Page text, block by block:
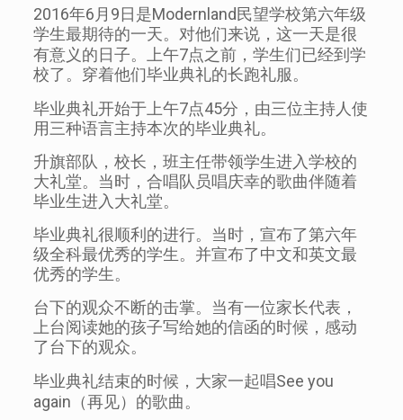
2016年6月 9日是Modernland民望学校第六年级
学生最期待的一天。对他们来说，这一天是很
有意义的日子。上午7点之前，学生们已经到学
校了。穿着他们毕业典礼的长跑礼服。
毕业典礼开始于上午7点45分，由三位主持人使
用三种语言主持本次的毕业典礼。
升旗部队，校长，班主任带领学生进入学校的
大礼堂。当时，合唱队员唱庆幸的歌曲伴随着
毕业生进入大礼堂。
毕业典礼很顺利的进行。当时，宣布了第六年
级全科最优秀的学生。并宣布了中文和英文最
优秀的学生。
台下的观众不断的击掌。当有一位家长代表，
上台阅读她的孩子写给她的信函的时候，感动
了台下的观众。
毕业典礼结束的时候，大家一起唱See you
again （再见）的歌曲。